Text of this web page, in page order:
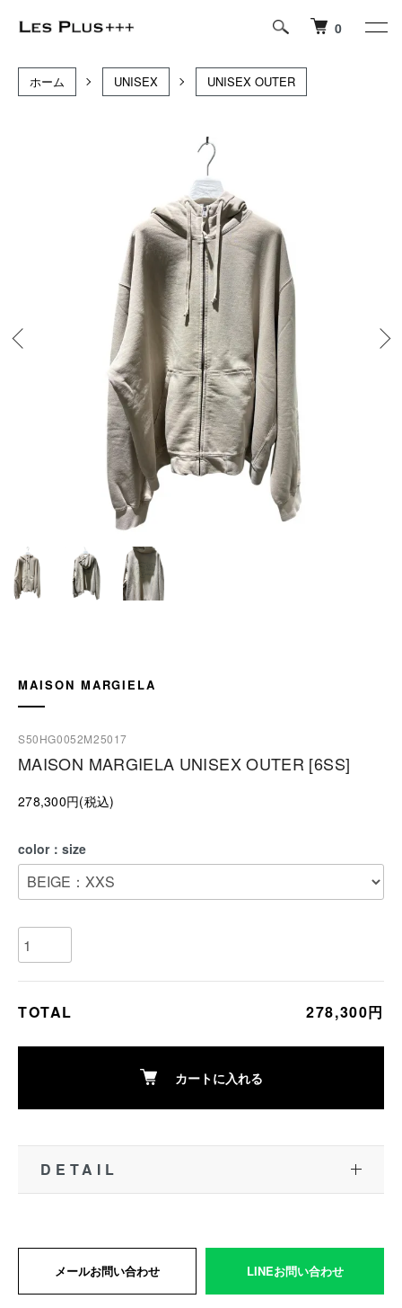
0
ホーム UNISEX UNISEX OUTER
MAISON MARGIELA
S50HG0052M25017
MAISON MARGIELA UNISEX OUTER [6SS]
278,300円(税込)
color：size
TOTAL 278,300円
カートに入れる
DETAIL
メールお問い合わせ LINEお問い合わせ